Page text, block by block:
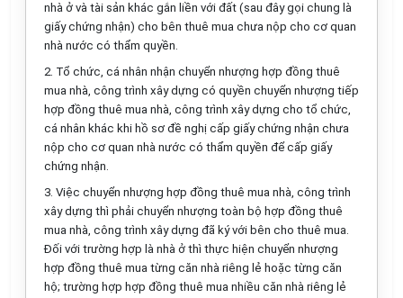
nhà ở và tài sản khác gắn liền với đất (sau đây gọi chung là
giấy chứng nhận) cho bên thuê mua chưa nộp cho cơ quan
nhà nước có thẩm quyền.
2. Tổ chức, cá nhân nhận chuyển nhượng hợp đồng thuê
mua nhà, công trình xây dựng có quyền chuyển nhượng tiếp
hợp đồng thuê mua nhà, công trình xây dựng cho tổ chức,
cá nhân khác khi hồ sơ đề nghị cấp giấy chứng nhận chưa
nộp cho cơ quan nhà nước có thẩm quyền để cấp giấy
chứng nhận.
3. Việc chuyển nhượng hợp đồng thuê mua nhà, công trình
xây dựng thì phải chuyển nhượng toàn bộ hợp đồng thuê
mua nhà, công trình xây dựng đã ký với bên cho thuê mua.
Đối với trường hợp là nhà ở thì thực hiện chuyển nhượng
hợp đồng thuê mua từng căn nhà riêng lẻ hoặc từng căn
hộ; trường hợp hợp đồng thuê mua nhiều căn nhà riêng lẻ